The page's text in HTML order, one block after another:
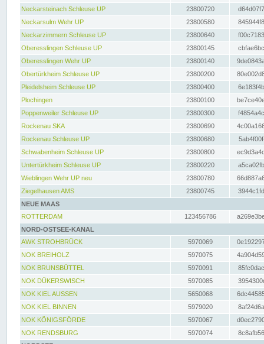
Neckarsteinach Schleuse UP
23800720
Neckarsulm Wehr UP
23800580
Neckarzimmern Schleuse UP
23800640
Oberesslingen Schleuse UP
23800145
Oberesslingen Wehr UP
23800140
Obertürkheim Schleuse UP
23800200
Pleidelsheim Schleuse UP
23800400
Plochingen
23800100
Poppenweiler Schleuse UP
23800300
Rockenau SKA
23800690
Rockenau Schleuse UP
23800680
Schwabenheim Schleuse UP
23800800
Untertürkheim Schleuse UP
23800220
Wieblingen Wehr UP neu
23800780
Ziegelhausen AMS
23800745
NEUE MAAS
ROTTERDAM
123456786
NORD-OSTSEE-KANAL
AWK STROHBRÜCK
5970069
NOK BREIHOLZ
5970075
NOK BRUNSBÜTTEL
5970091
NOK DÜKERSWISCH
5970085
NOK KIEL AUSSEN
5650068
NOK KIEL BINNEN
5979020
NOK KÖNIGSFÖRDE
5970067
NOK RENDSBURG
5970074